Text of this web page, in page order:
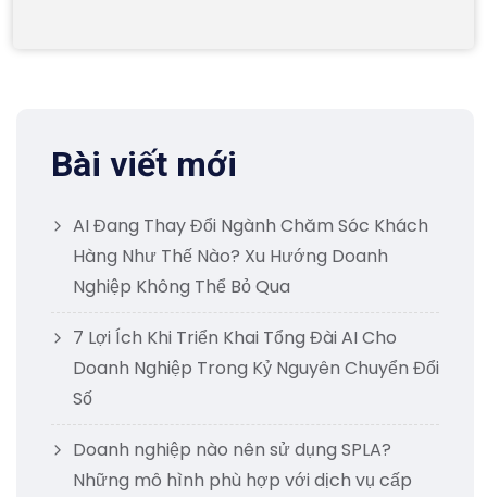
Bài viết mới
AI Đang Thay Đổi Ngành Chăm Sóc Khách
Hàng Như Thế Nào? Xu Hướng Doanh
Nghiệp Không Thể Bỏ Qua
7 Lợi Ích Khi Triển Khai Tổng Đài AI Cho
Doanh Nghiệp Trong Kỷ Nguyên Chuyển Đổi
Số
Doanh nghiệp nào nên sử dụng SPLA?
Những mô hình phù hợp với dịch vụ cấp